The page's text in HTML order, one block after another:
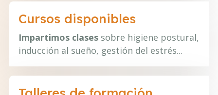
Cursos disponibles
Impartimos clasessobre higiene postural,
inducción al sueño, gestión del estrés...